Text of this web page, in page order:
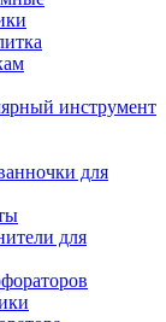
инструмент
для
для